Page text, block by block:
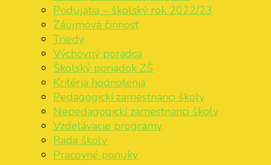
Podujatia – školský rok 2022/23
Záujmová činnosť
Triedy
Výchovný poradca
Školský poriadok ZŠ
Kritéria hodnotenia
Pedagogickí zamestnanci školy
Nepedagogickí zamestnanci školy
Vzdelávacie programy
Rada školy
Pracovné ponuky